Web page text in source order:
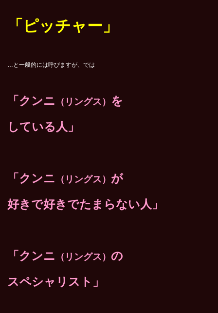
「ピッチャー」
…と一般的には呼びますが、では
「クンニ （リングス） を
している人」
「クンニ （リングス） が
好きで好きでたまらない人」
「クンニ （リングス） の
スペシャリスト」